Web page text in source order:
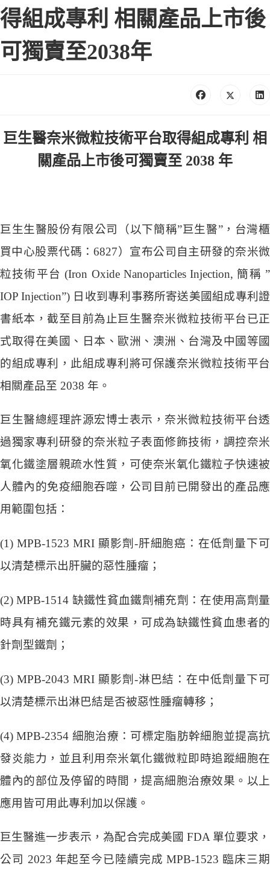
得組成專利 相關產品上市後
可獨賣至2038年
巨生醫奈米微粒技術平台取得組成專利 相
關產品上市後可獨賣至 2038 年
巨生生醫股份有限公司（以下簡稱”巨生醫”，台灣櫃
買中心股票代碼：6827）宣布公司自主研發的奈米微
粒技術平台 (Iron Oxide Nanoparticles Injection, 簡稱 ”
IOP Injection”) 日收到專利事務所寄送美國組成專利證
書紙本，截至目前為止巨生醫奈米微粒技術平台已正
式取得在美國、日本、歐洲、澳洲、台灣及中國等國
的組成專利，此組成專利將可保護奈米微粒技術平台
相關產品至 2038 年。
巨生醫總經理許源宏博士表示，奈米微粒技術平台透
過獨家專利研發的奈米粒子表面修飾技術，調控奈米
氧化鐵塗層親疏水性質，可使奈米氧化鐵粒子快速被
人體內的免疫細胞吞噬，公司目前已開發出的產品應
用範圍包括：
(1) MPB-1523 MRI 顯影劑-肝細胞癌：在低劑量下可
以清楚標示出肝臟的惡性腫瘤；
(2) MPB-1514 缺鐵性貧血鐵劑補充劑：在使用高劑量
時具有補充鐵元素的效果，可成為缺鐵性貧血患者的
針劑型鐵劑；
(3) MPB-2043 MRI 顯影劑-淋巴結：在中低劑量下可
以清楚標示出淋巴結是否被惡性腫瘤轉移；
(4) MPB-2354 細胞治療：可標定脂肪幹細胞並提高抗
發炎能力，並且利用奈米氧化鐵微粒即時追蹤細胞在
體內的部位及停留的時間，提高細胞治療效果。以上
應用皆可用此專利加以保護。
巨生醫進一步表示，為配合完成美國 FDA 單位要求，
公司 2023 年起至今已陸續完成 MPB-1523 臨床三期